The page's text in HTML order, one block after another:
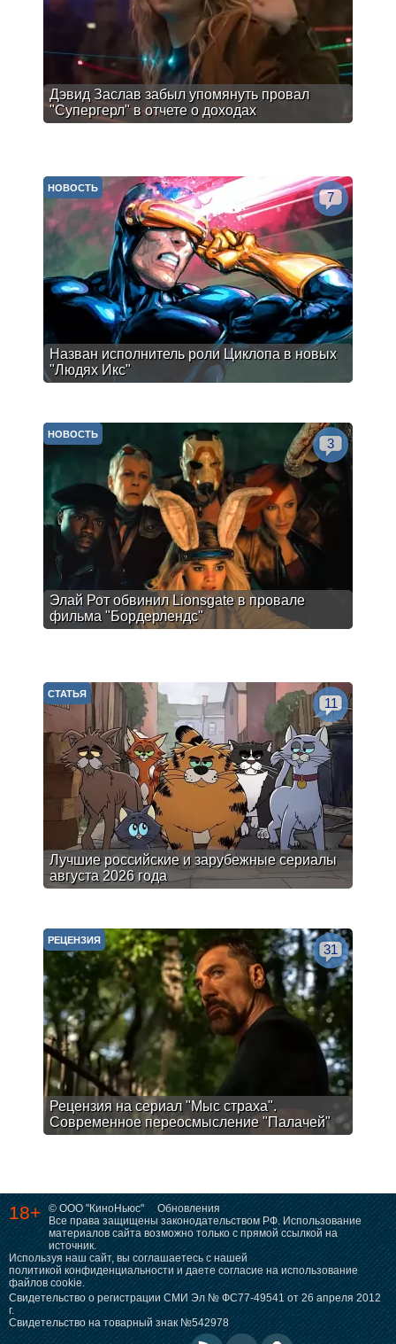
Дэвид Заслав забыл упомянуть провал
"Супергерл" в отчете о доходах
Назван исполнитель роли Циклопа в новых
"Людях Икс"
НОВОСТЬ
7
Элай Рот обвинил Lionsgate в провале
фильма "Бордерлендс"
НОВОСТЬ
3
Лучшие российские и зарубежные сериалы
августа 2026 года
СТАТЬЯ
11
Рецензия на сериал "Мыс страха".
Современное переосмысление "Палачей"
РЕЦЕНЗИЯ
31
18+ © ООО "КиноНьюс"
Обновления
Все права защищены законодательством РФ. Использование
материалов сайта возможно только с прямой ссылкой на
источник.
Используя наш сайт, вы соглашаетесь с нашей
политикой конфиденциальности и даете согласие на использование
файлов cookie.
Свидетельство о регистрации СМИ Эл № ФС77-49541 от 26 апреля 2012
г.
Свидетельство на товарный знак №542978